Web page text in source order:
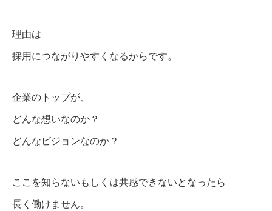
理由は
採用につながりやすくなるからです。
企業のトップが、
どんな想いなのか？
どんなビジョンなのか？
ここを知らないもしくは共感できないとなったら
長く働けません。